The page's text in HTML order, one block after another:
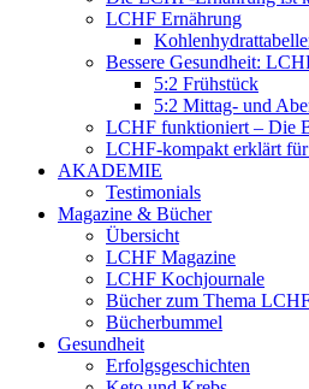
LCHF Ernährung
Bessere Gesundheit:
5:2 Frühstück
5:2 Mittag- und
LCHF funktioniert – Die
LCHF-kompakt erklärt
AKADEMIE
Testimonials
Magazine & Bücher
Übersicht
LCHF Magazine
LCHF Kochjournale
Bücher zum Thema
Bücherbummel
Gesundheit
Erfolgsgeschichten